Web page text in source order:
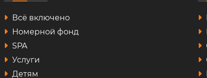
Всё включено
Номерной фонд
SPA
Услуги
Детям